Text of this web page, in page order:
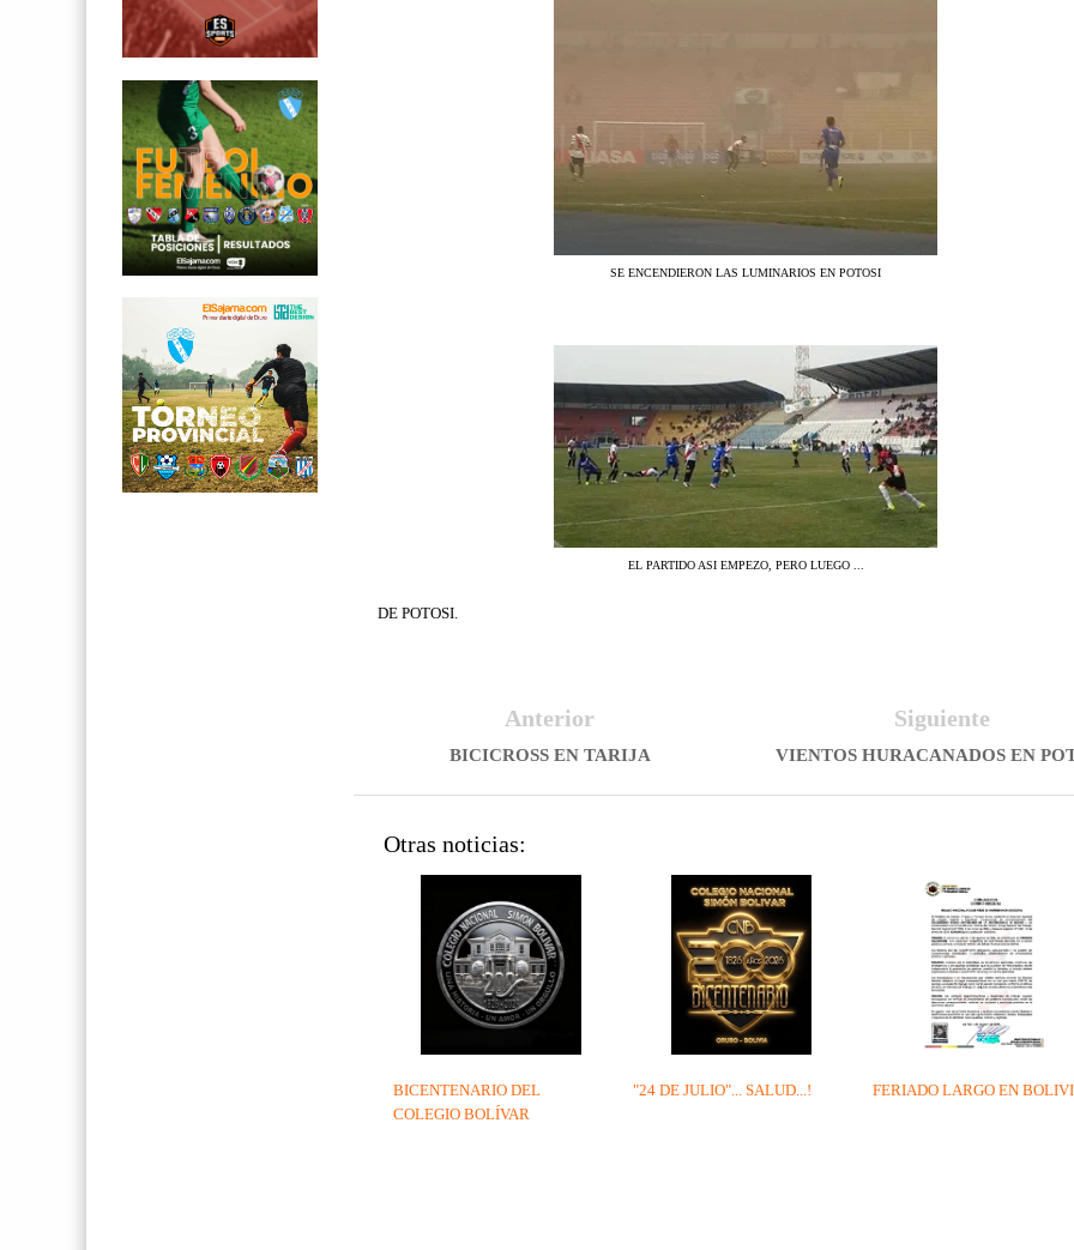
SE ENCENDIERON LAS LUMINARIOS EN POTOSI
EL PARTIDO ASI EMPEZO, PERO LUEGO ...
DE POTOSI.
Siguiente
VIENTOS HURACANADOS EN
Anterior
BICICROSS EN TARIJA
Otras noticias:
FERIADO LARGO EN
"24 DE JULIO"... SALUD...!
BICENTENARIO DEL
COLEGIO BOLÍVAR